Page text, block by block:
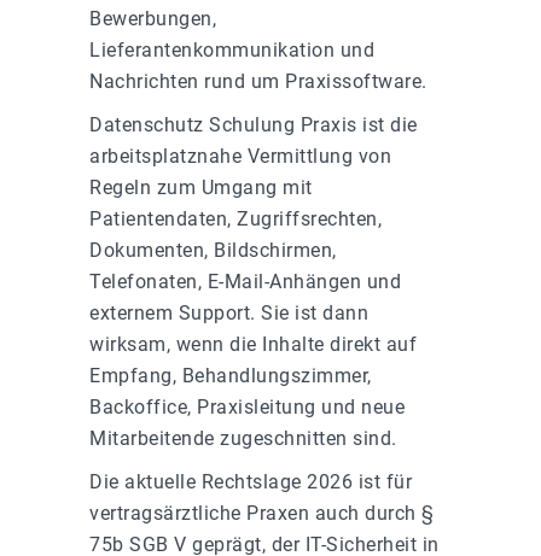
Bewerbungen,
Lieferantenkommunikation und
Nachrichten rund um Praxissoftware.
Datenschutz Schulung Praxis ist die
arbeitsplatznahe Vermittlung von
Regeln zum Umgang mit
Patientendaten, Zugriffsrechten,
Dokumenten, Bildschirmen,
Telefonaten, E-Mail-Anhängen und
externem Support. Sie ist dann
wirksam, wenn die Inhalte direkt auf
Empfang, Behandlungszimmer,
Backoffice, Praxisleitung und neue
Mitarbeitende zugeschnitten sind.
Die aktuelle Rechtslage 2026 ist für
vertragsärztliche Praxen auch durch §
75b SGB V geprägt, der IT-Sicherheit in